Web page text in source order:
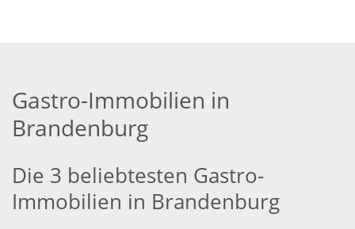
Gastro-Immobilien in
Brandenburg
Die 3 beliebtesten Gastro-
Immobilien in Brandenburg